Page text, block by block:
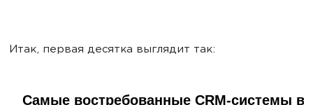
Итак, первая десятка выглядит так: